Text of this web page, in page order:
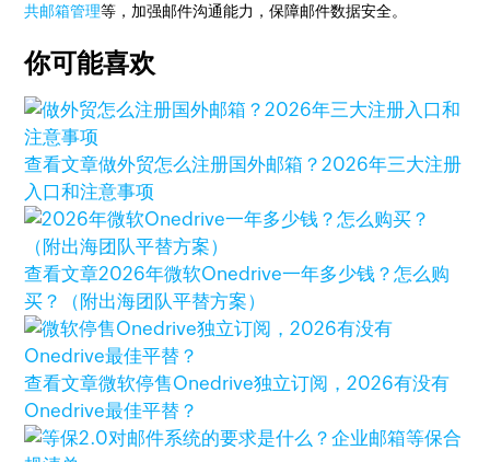
共邮箱管理等，加强邮件沟通能力，保障邮件数据安全。
你可能喜欢
查看文章做外贸怎么注册国外邮箱？2026年三大注册
入口和注意事项
查看文章2026年微软Onedrive一年多少钱？怎么购
买？（附出海团队平替方案）
查看文章微软停售Onedrive独立订阅，2026有没有
Onedrive最佳平替？